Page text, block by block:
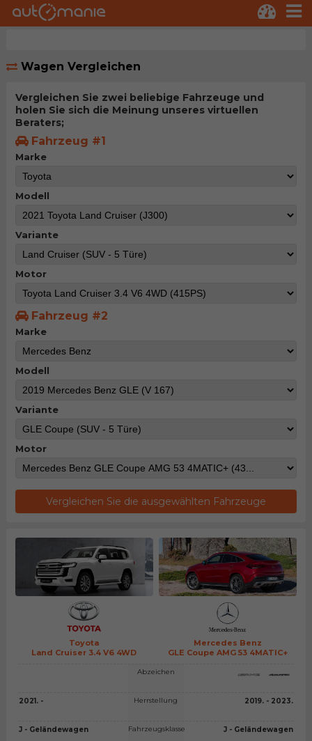
Wagen Vergleichen
Vergleichen Sie zwei beliebige Fahrzeuge und
holen Sie sich die Meinung unseres virtuellen
Beraters;
Fahrzeug #1
Marke
Modell
Variante
Motor
Fahrzeug #2
Marke
Modell
Variante
Motor
Vergleichen Sie die ausgewählten Fahrzeuge
Toyota
Land Cruiser 3.4 V6 4WD
Mercedes Benz
GLE Coupe AMG 53 4MATIC+
2021. -
J - Geländewagen
Abzeichen
Herrstellung
Fahrzeugsklasse
2019. - 2023.
J - Geländewagen